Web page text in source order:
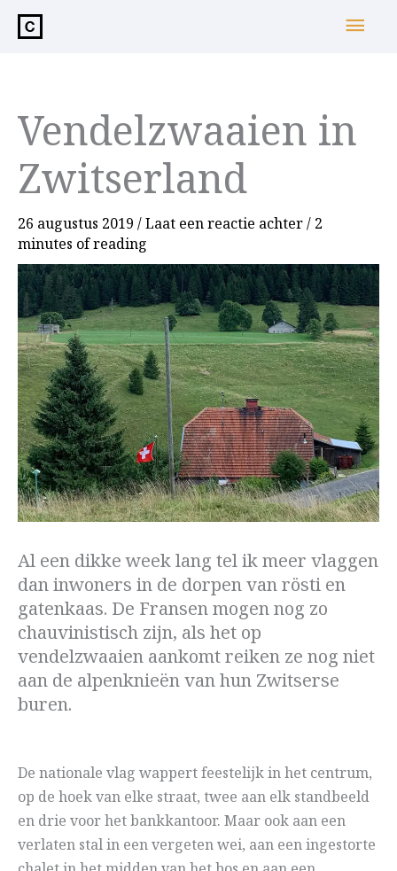
inhoud
Vendelzwaaien in
Zwitserland
26 augustus 2019 /Laat een reactie achter/ 2
minutes of reading
Al een dikke week lang tel ik meer vlaggen
dan inwoners in de dorpen van rösti en
gatenkaas. De Fransen mogen nog zo
chauvinistisch zijn, als het op
vendelzwaaien aankomt reiken ze nog niet
aan de alpenknieën van hun Zwitserse
buren.
De nationale vlag wappert feestelijk in het centrum,
op de hoek van elke straat, twee aan elk standbeeld
en drie voor het bankkantoor. Maar ook aan een
verlaten stal in een vergeten wei, aan een ingestorte